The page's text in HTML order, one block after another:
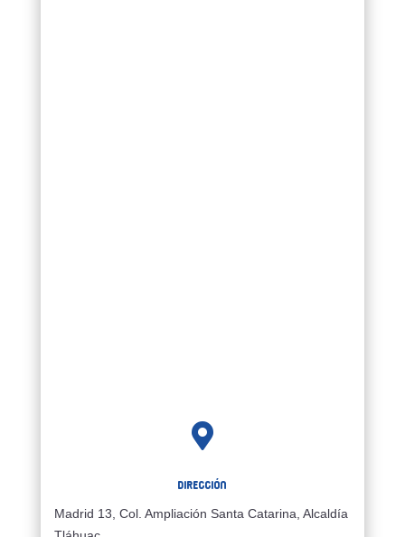

Dirección
Madrid 13, Col. Ampliación Santa Catarina, Alcaldía